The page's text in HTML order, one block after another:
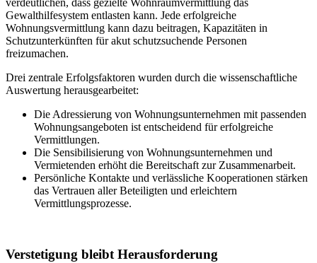
Gewalthilfesystem entlasten kann. Jede erfolgreiche
Wohnungsvermittlung kann dazu beitragen, Kapazitäten in
Schutzunterkünften für akut schutzsuchende Personen
freizumachen.
Drei zentrale Erfolgsfaktoren wurden durch die wissenschaftliche
Auswertung herausgearbeitet:
Die Adressierung von Wohnungsunternehmen mit passenden
Wohnungsangeboten ist entscheidend für erfolgreiche
Vermittlungen.
Die Sensibilisierung von Wohnungsunternehmen und
Vermietenden erhöht die Bereitschaft zur Zusammenarbeit.
Persönliche Kontakte und verlässliche Kooperationen stärken
das Vertrauen aller Beteiligten und erleichtern
Vermittlungsprozesse.
Verstetigung bleibt Herausforderung